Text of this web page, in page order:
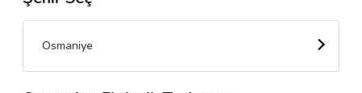
🌟 Müşteri Değerlendirmeleri
Osmaniye